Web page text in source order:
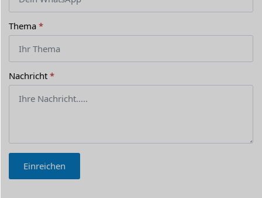
Thema *
Nachricht *
Einreichen